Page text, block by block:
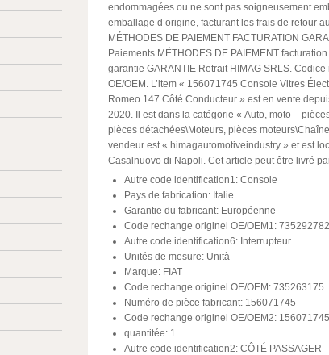
endommagées ou ne sont pas soigneusement
emballage d’origine, facturant les frais de retour
MÉTHODES DE PAIEMENT FACTURATION
Paiements MÉTHODES DE PAIEMENT facturation
garantie GARANTIE Retrait HIMAG SRLS.
OE/OEM. L’item « 156071745 Console Vitres
Romeo 147 Côté Conducteur » est en vente
2020. Il est dans la catégorie « Auto, moto –
pièces détachées\Moteurs, pièces
vendeur est « himagautomotiveindustry » et est
Casalnuovo di Napoli. Cet article peut être livré
Autre code identification1: Console
Pays de fabrication: Italie
Garantie du fabricant: Européenne
Code rechange originel OE/OEM1: 735292782
Autre code identification6: Interrupteur
Unités de mesure: Unità
Marque: FIAT
Code rechange originel OE/OEM: 735263175
Numéro de pièce fabricant: 156071745
Code rechange originel OE/OEM2: 156071745
quantitée: 1
Autre code identification2: CÔTÉ PASSAGER